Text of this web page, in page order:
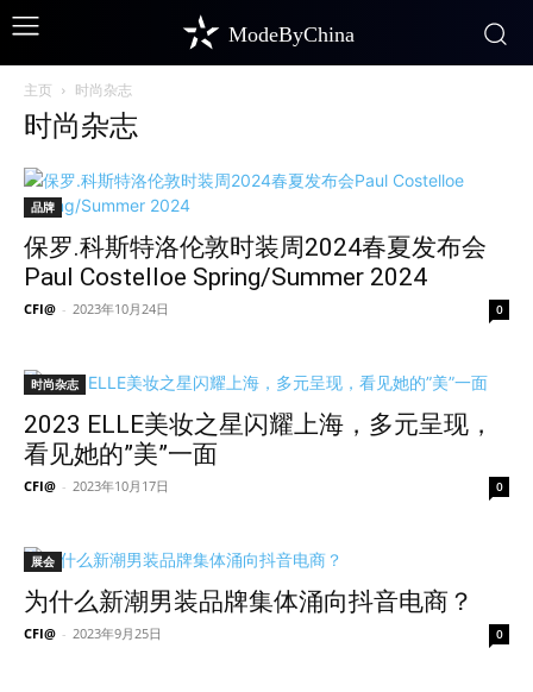
ModeByChina
主页 时尚杂志
时尚杂志
品牌
保罗.科斯特洛伦敦时装周2024春夏发布会
Paul Costelloe Spring/Summer 2024
CFI@ - 2023年10月24日 0
时尚杂志
2023 ELLE美妆之星闪耀上海，多元呈现，
看见她的”美”一面
CFI@ - 2023年10月17日 0
展会
为什么新潮男装品牌集体涌向抖音电商？
CFI@ - 2023年9月25日 0